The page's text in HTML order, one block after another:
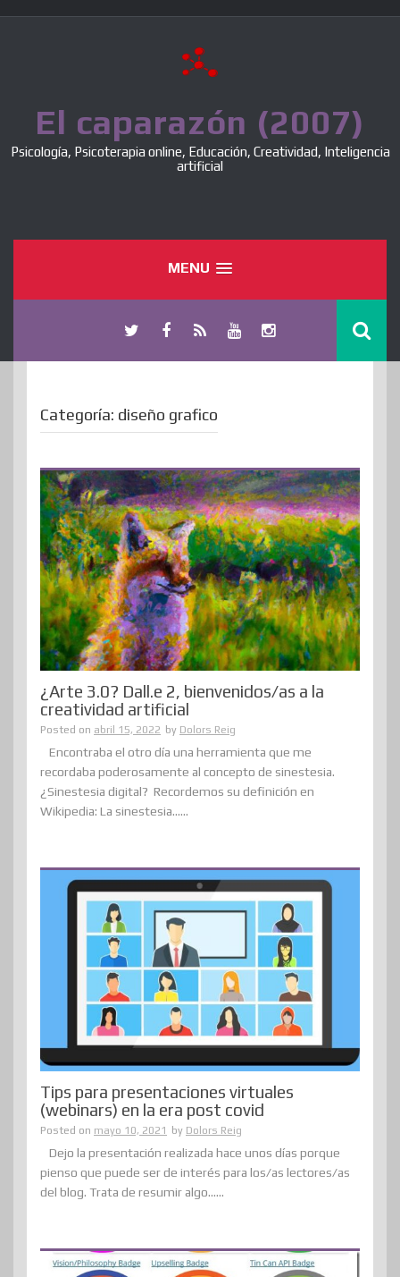
El caparazón (2007)
Psicología, Psicoterapia online, Educación, Creatividad, Inteligencia
artificial
MENU
Categoría: diseño grafico
¿Arte 3.0? Dall.e 2, bienvenidos/as a la
creatividad artificial
Posted on abril 15, 2022 by Dolors Reig
Encontraba el otro día una herramienta que me
recordaba poderosamente al concepto de sinestesia.
¿Sinestesia digital? Recordemos su definición en
Wikipedia: La sinestesia......
Tips para presentaciones virtuales
(webinars) en la era post covid
Posted on mayo 10, 2021 by Dolors Reig
Dejo la presentación realizada hace unos días porque
pienso que puede ser de interés para los/as lectores/as
del blog. Trata de resumir algo......